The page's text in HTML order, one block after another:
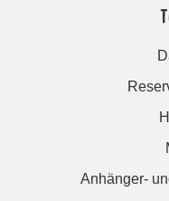
Anhänger-